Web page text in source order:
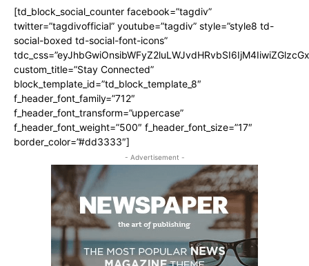
[td_block_social_counter facebook=”tagdiv”
twitter=”tagdivofficial” youtube=”tagdiv” style=”style8 td-
social-boxed td-social-font-icons”
custom_title=”Stay Connected”
block_template_id=”td_block_template_8″
f_header_font_family=”712″
f_header_font_transform=”uppercase”
f_header_font_weight=”500″ f_header_font_size=”17″
border_color=”#dd3333″]
- Advertisement -